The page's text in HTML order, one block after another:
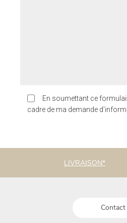
En soumettant ce
cadre de ma demande
LIVRAISON*
Contact